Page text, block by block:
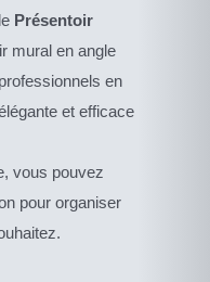
Présentoir
mural en angle
en
et efficace
vous pouvez
pour organiser